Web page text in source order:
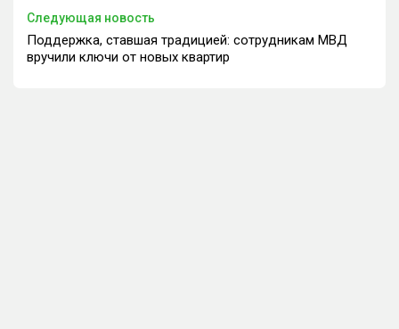
Следующая новость
Поддержка, ставшая традицией: сотрудникам МВД
вручили ключи от новых квартир